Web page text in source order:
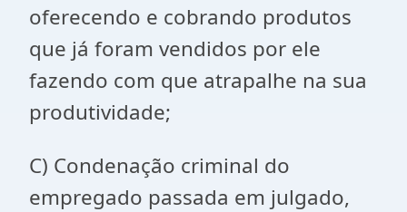
oferecendo e cobrando produtos
que já foram vendidos por ele
fazendo com que atrapalhe na sua
produtividade;
C) Condenação criminal do
empregado passada em julgado,